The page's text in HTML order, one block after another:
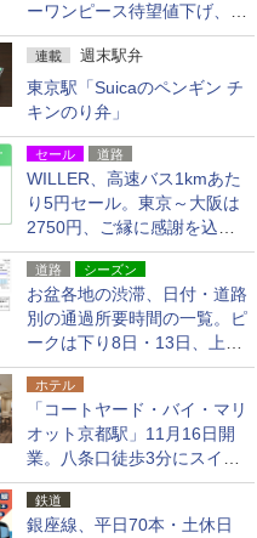
ーワンピース待望値下げ、撥
水ギアショーツは1990円に
連載 週末駅弁
東京駅「Suicaのペンギン チ
キンのり弁」
セール 道路
WILLER、高速バス1kmあた
り5円セール。東京～大阪は
2750円、ご縁に感謝を込め
た20周年記念キャンペーン
道路 シーズン
お盆各地の渋滞、日付・道路
別の通過所要時間の一覧。ピ
ークは下り8日・13日、上り
14日・15日
ホテル
「コートヤード・バイ・マリ
オット京都駅」11月16日開
業。八条口徒歩3分にスイー
ト含む全270室、ダイニング
も併設
鉄道
銀座線、平日70本・土休日